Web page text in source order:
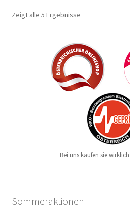
Zeigt alle 5 Ergebnisse
Bei uns kaufen sie
Sommeraktionen